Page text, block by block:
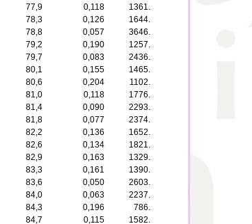
77,9 0,118
1361.
78,3 0,126
1644.
78,8 0,057
3646.
79,2 0,190
1257.
79,7 0,083
2436.
80,1 0,155
1465.
80,6 0,204
1102.
81,0 0,118
1776.
81,4 0,090
2293.
81,8 0,077
2374.
82,2 0,136
1652.
82,6 0,134
1821.
82,9 0,163
1329.
83,3 0,161
1390.
83,6 0,050
2603.
84,0 0,063
2237.
84,3 0,196
786.
84,7 0,115
1582.